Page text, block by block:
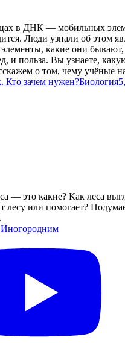
в ДНК — мобильных
Люди узнали об
какие они
и польза. Вы узнаете,
о том, чему учёные
Кто зачем нужен?Биология
— это какие? Как леса
или помогает?
Иногородним